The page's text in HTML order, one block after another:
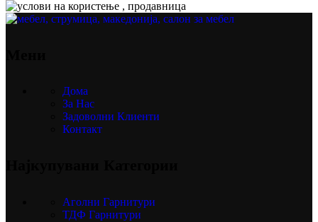
Дома
За Нас
Задоволни Клиенти
Контакт
Аголни Гарнитури
ТДФ Гарнитури